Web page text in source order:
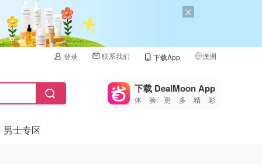
登录 联系我们 下载App 澳洲
🇺🇸
🇨🇳 中国
下载 DealMoon App
体验更多精彩
男士专区